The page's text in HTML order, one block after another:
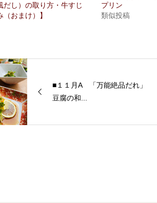
だし）の取り方・牛すじ
おまけ）】
プリン
類似投稿
■１１月A 「万能絶品だれ」
豆腐の和...